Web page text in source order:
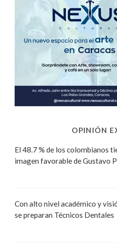
OPINIÓN
El 48.7 % de los colombianos
imagen favorable de Gustavo
Con alto nivel académico y
se preparan Técnicos Dentales